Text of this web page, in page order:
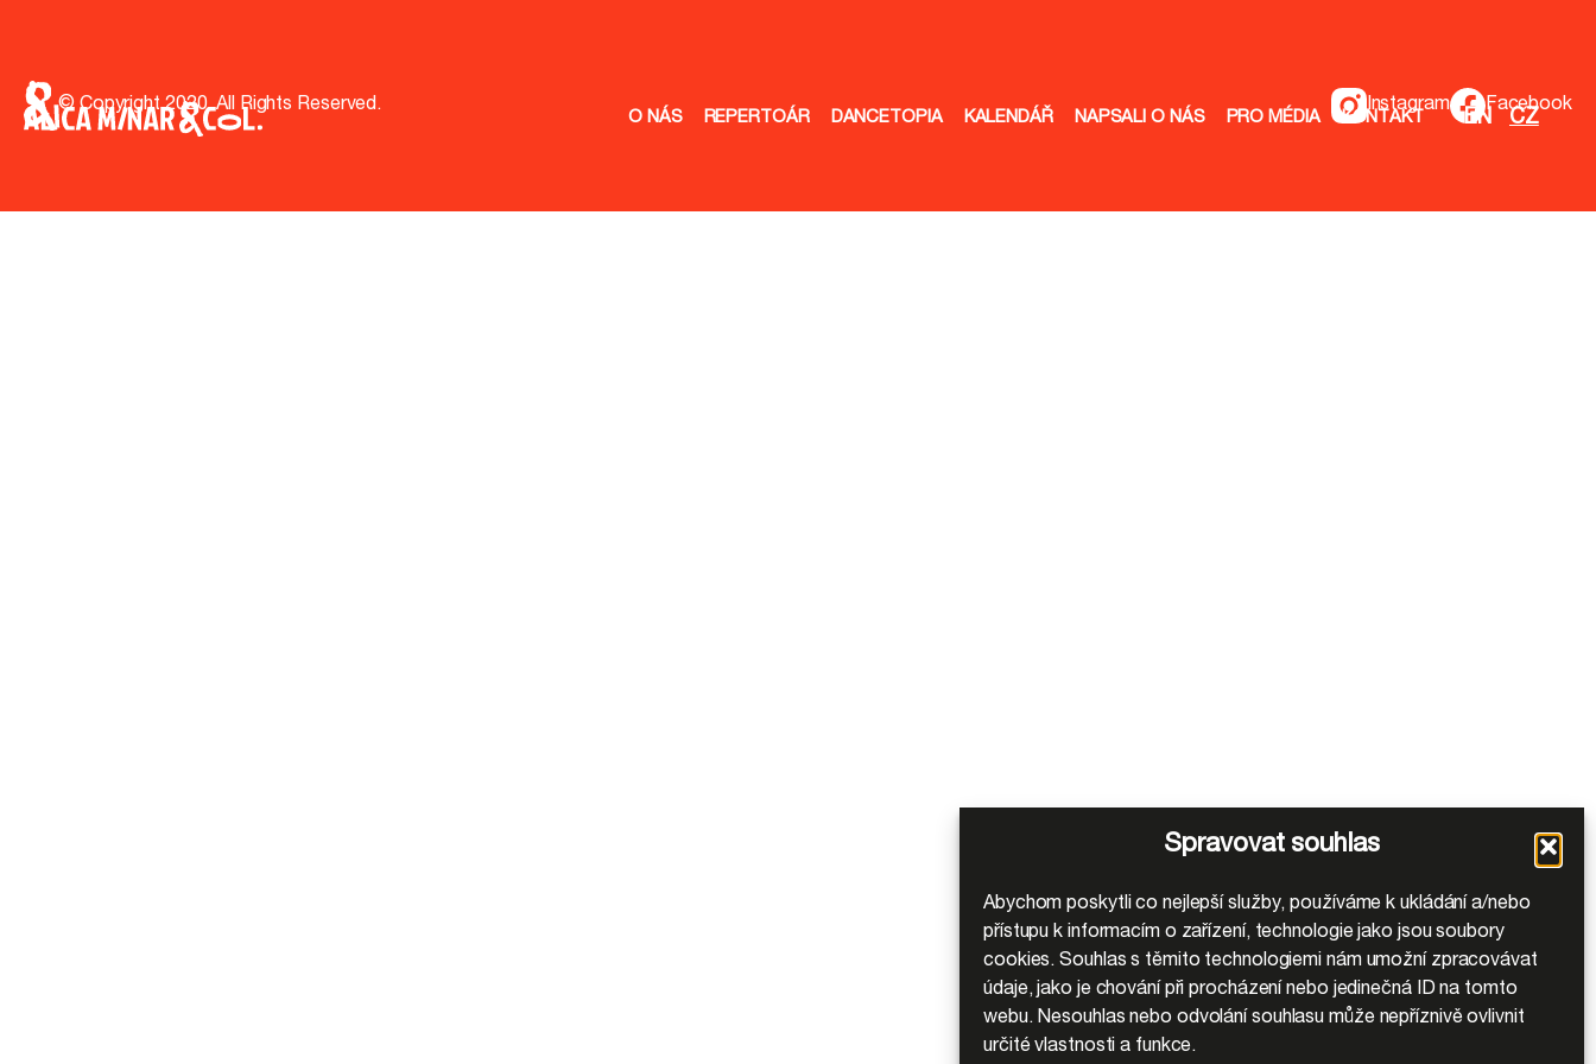
Spravovat souhlas
Abychom poskytli co nejlepší služby, používáme k ukládání a/nebo
přístupu k informacím o zařízení, technologie jako jsou soubory
cookies. Souhlas s těmito technologiemi nám umožní zpracovávat
údaje, jako je chování při procházení nebo jedinečná ID na tomto
webu. Nesouhlas nebo odvolání souhlasu může nepříznivě ovlivnit
určité vlastnosti a funkce.
O NÁS REPERTOÁR DANCETOPIA KALENDÁŘ NAPSALI O NÁS PRO MÉDIA KONTAKT EN CZ
© Copyright 2020. All Rights Reserved. Instagram Facebook